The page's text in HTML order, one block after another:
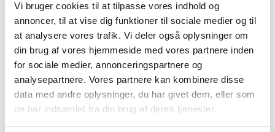
Vi bruger cookies til at tilpasse vores indhold og
annoncer, til at vise dig funktioner til sociale medier og til
at analysere vores trafik. Vi deler også oplysninger om
din brug af vores hjemmeside med vores partnere inden
for sociale medier, annonceringspartnere og
analysepartnere. Vores partnere kan kombinere disse
data med andre oplysninger, du har givet dem, eller som
de har indsamlet fra din brug af deres tjenester.
laver projekter, hvor du træner din evne til at
projektstyre og at følge en proces fra start til slut.
Formidling og kommunikation:
ufår
mulighed for
at øve digi skolelignende situationer og du
introduceres til sprog og begreber til at kunne
formidle og begribe dit fag.
Arbejdsstrategier og selvhjulpenhed
med afklaring i forhold til dine kompetencer og